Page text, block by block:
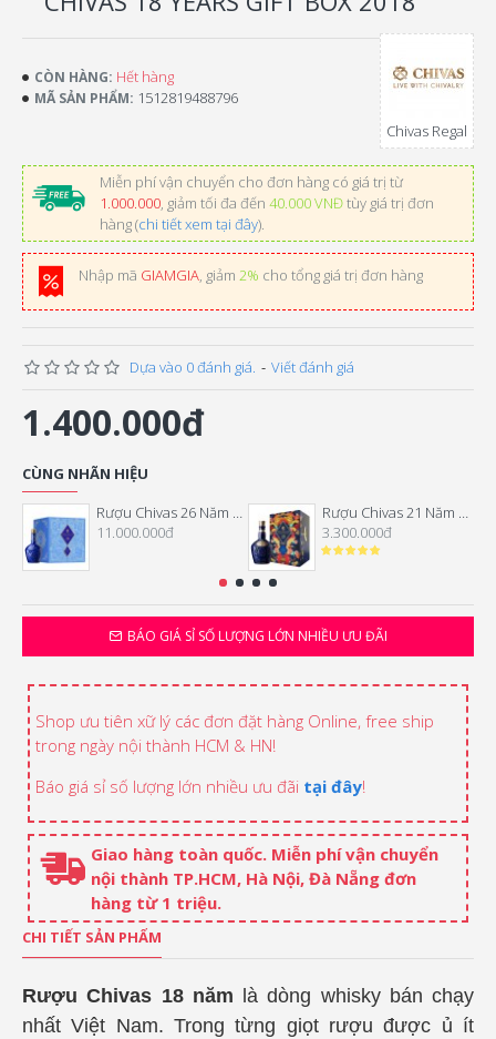
Miễn phí vận chuyển cho đơn hàng có giá trị từ
1.000.000, giảm tối đa đến 40.000 VNĐtùy giá trị đơn
hàng (chi tiết xem tại đây).
Nhập mã GIAMGIA, giảm 2% cho tổng giá trị đơn hàng
CÒN HÀNG: Hết hàng
MÃ SẢN PHẨM: 1512819488796
Chivas Regal
Dựa vào 0 đánh giá. - Viết đánh giá
1.400.000đ
BÁO GIÁ SỈ SỐ LƯỢNG LỚN NHIỀU ƯU ĐÃI
CÙNG NHÃN HIỆU
Rượu Chivas 26 Năm Hộp Quà Tết 2026
11.000.000đ
Rượu Chivas 21 Năm Hộp Quà Tết 2026
3.300.000đ
Shop ưu tiên xữ lý các đơn đặt hàng Online, free ship
trong ngày nội thành HCM & HN!
Báo giá sỉ số lượng lớn nhiều ưu đãi tại đây!
Giao hàng toàn quốc. Miễn phí vận chuyển
nội thành TP.HCM, Hà Nội, Đà Nẵng đơn
hàng từ 1 triệu.
CHI TIẾT SẢN PHẨM
Rượu Chivas 18 năm là dòng whisky bán chạy
nhất Việt Nam. Trong từng giọt rượu được ủ ít